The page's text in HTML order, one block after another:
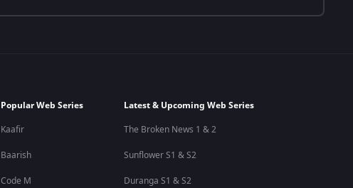
Popular Web Series
Kaafir
Baarish
Code M
Latest & Upcoming Web Series
The Broken News 1 & 2
Sunflower S1 & S2
Duranga S1 & S2